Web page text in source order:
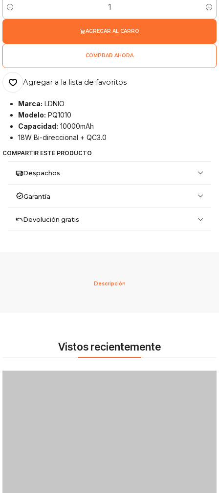
Cantidad
AGREGAR AL CARRO
COMPRAR AHORA
Agregar a la lista de favoritos
Marca: LDNIO
Modelo: PQ1010
Capacidad: 10000mAh
18W Bi-direccional + QC3.0
COMPARTIR ESTE PRODUCTO
Despachos
Garantía
Devolución gratis
Descripción
Vistos recientemente